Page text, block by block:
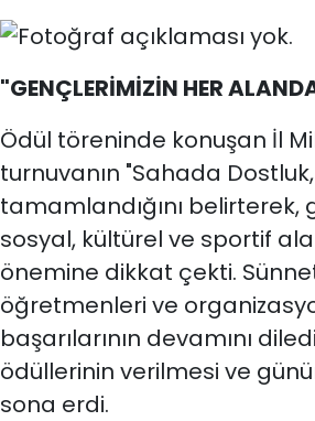
"GENÇLERİMİZİN HER
Ödül töreninde konuşan İl
turnuvanın "Sahada
tamamlandığını
sosyal, kültürel ve sportif
önemine dikkat çekti.
öğretmenleri ve
başarılarının devamını
ödüllerinin verilmesi ve
sona erdi.